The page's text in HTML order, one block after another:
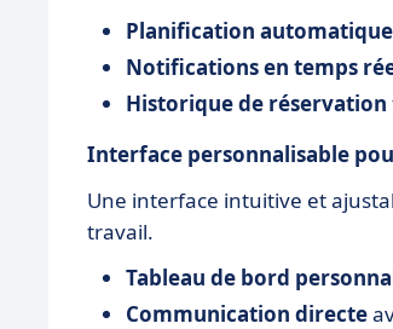
Planification automatique
Notifications en temps
Historique de réservation
Interface personnalisable
Une interface intuitive et
travail.
Tableau de bord
Communication directe